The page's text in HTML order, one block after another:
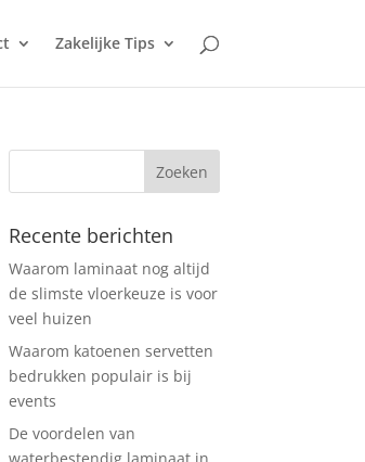
Zakelijke Tips
Recente berichten
Waarom laminaat nog altijd
de slimste vloerkeuze is voor
veel huizen
Waarom katoenen servetten
bedrukken populair is bij
events
De voordelen van